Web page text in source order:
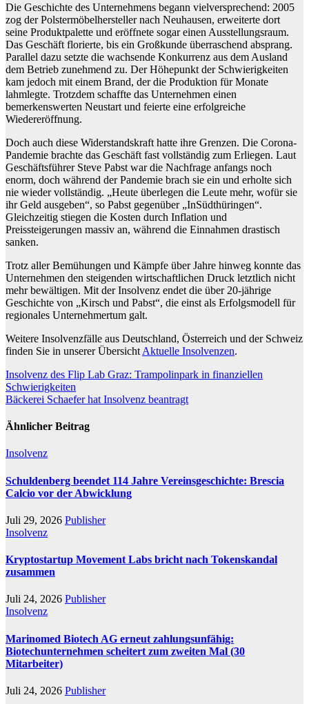
Die Geschichte des Unternehmens begann vielversprechend: 2005
zog der Polstermöbelhersteller nach Neuhausen, erweiterte dort
seine Produktpalette und eröffnete sogar einen Ausstellungsraum.
Das Geschäft florierte, bis ein Großkunde überraschend absprang.
Parallel dazu setzte die wachsende Konkurrenz aus dem Ausland
dem Betrieb zunehmend zu. Der Höhepunkt der Schwierigkeiten
kam jedoch mit einem Brand, der die Produktion für Monate
lahmlegte. Trotzdem schaffte das Unternehmen einen
bemerkenswerten Neustart und feierte eine erfolgreiche
Wiedereröffnung.
Doch auch diese Widerstandskraft hatte ihre Grenzen. Die Corona-
Pandemie brachte das Geschäft fast vollständig zum Erliegen. Laut
Geschäftsführer Steve Pabst war die Nachfrage anfangs noch
enorm, doch während der Pandemie brach sie ein und erholte sich
nie wieder vollständig. „Heute überlegen die Leute mehr, wofür sie
ihr Geld ausgeben“, so Pabst gegenüber „InSüdthüringen“.
Gleichzeitig stiegen die Kosten durch Inflation und
Preissteigerungen massiv an, während die Einnahmen drastisch
sanken.
Trotz aller Bemühungen und Kämpfe über Jahre hinweg konnte das
Unternehmen den steigenden wirtschaftlichen Druck letztlich nicht
mehr bewältigen. Mit der Insolvenz endet die über 20-jährige
Geschichte von „Kirsch und Pabst“, die einst als Erfolgsmodell für
regionales Unternehmertum galt.
Weitere Insolvenzfälle aus Deutschland, Österreich und der Schweiz
finden Sie in unserer Übersicht Aktuelle Insolvenzen.
Beitragsnavigation
Insolvenz des Flip Lab Graz: Trampolinpark in finanziellen
Schwierigkeiten
Bäckerei Schaefer hat Insolvenz beantragt
Ähnlicher Beitrag
Insolvenz
Schuldenberg beendet 114 Jahre Vereinsgeschichte: Brescia
Calcio vor der Abwicklung
Juli 29, 2026 Publisher
Insolvenz
Kryptostartup Movement Labs bricht nach Tokenskandal
zusammen
Juli 24, 2026 Publisher
Insolvenz
Marinomed Biotech AG erneut zahlungsunfähig:
Biotechunternehmen scheitert zum zweiten Mal (30
Mitarbeiter)
Juli 24, 2026 Publisher